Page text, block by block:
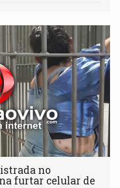
no
furtar celular de